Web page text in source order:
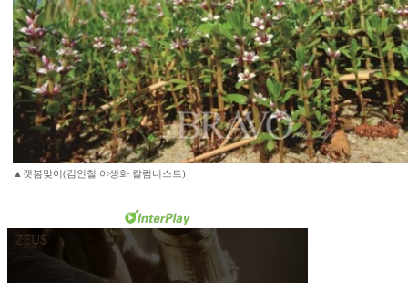
▲갯봄맞이(김인철 야생화 칼럼니스트)